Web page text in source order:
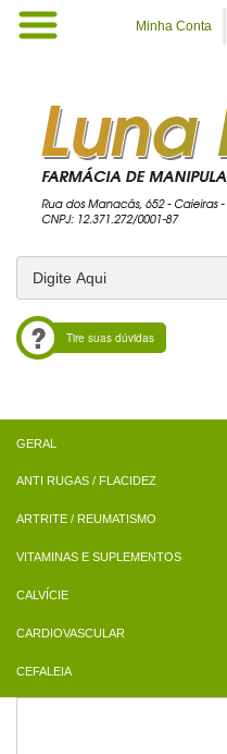
Minha Conta
Tire suas dúvidas
ANTI RUGAS / FLACIDEZ
ARTRITE / REUMATISMO
VITAMINAS E SUPLEMENTOS
CALVÍCIE
CARDIOVASCULAR
CEFALEIA